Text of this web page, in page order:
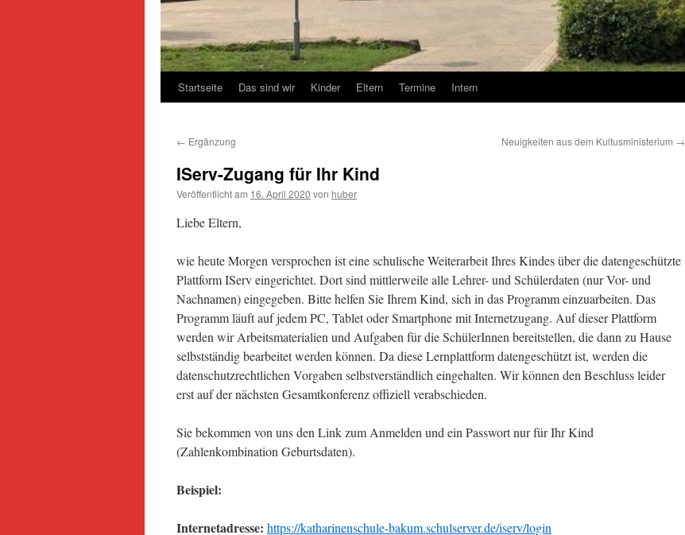
Startseite Das sind wir Kinder Eltern Termine Intern
← Ergänzung Neuigkeiten aus dem Kultusministerium →
IServ-Zugang für Ihr Kind
Veröffentlicht am 16. April 2020 von huber
Liebe Eltern,
wie heute Morgen versprochen ist eine schulische Weiterarbeit Ihres Kindes über die datengeschützte
Plattform IServ eingerichtet. Dort sind mittlerweile alle Lehrer- und Schülerdaten (nur Vor- und
Nachnamen) eingegeben. Bitte helfen Sie Ihrem Kind, sich in das Programm einzuarbeiten. Das
Programm läuft auf jedem PC, Tablet oder Smartphone mit Internetzugang. Auf dieser Plattform
werden wir Arbeitsmaterialien und Aufgaben für die SchülerInnen bereitstellen, die dann zu Hause
selbstständig bearbeitet werden können. Da diese Lernplattform datengeschützt ist, werden die
datenschutzrechtlichen Vorgaben selbstverständlich eingehalten. Wir können den Beschluss leider
erst auf der nächsten Gesamtkonferenz offiziell verabschieden.
Sie bekommen von uns den Link zum Anmelden und ein Passwort nur für Ihr Kind
(Zahlenkombination Geburtsdaten).
Beispiel:
Internetadresse: https://katharinenschule-bakum.schulserver.de/iserv/login